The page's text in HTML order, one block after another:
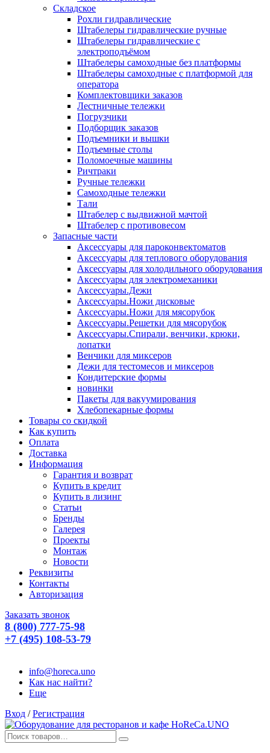
Складское
Рохли гидравлические
Штабелеры гидравлические ручные
Штабелеры гидравлические с
электроподъёмом
Штабелеры самоходные без платформы
Штабелеры самоходные с платформой для
оператора
Комплектовщики заказов
Лестничные тележки
Погрузчики
Подборщик заказов
Подъемники и вышки
Подъемные столы
Поломоечные машины
Ричтраки
Ручные тележки
Самоходные тележки
Тали
Штабелер с выдвижной мачтой
Штабелер с противовесом
Запасные части
Аксессуары для пароконвектоматов
Аксессуары для теплового оборудования
Аксессуары для холодильного оборудования
Аксессуары для электромеханики
Аксессуары.Дежи
Аксессуары.Ножи дисковые
Аксессуары.Ножи для мясорубок
Аксессуары.Решетки для мясорубок
Аксессуары.Спирали, венчики, крюки,
лопатки
Венчики для миксеров
Дежи для тестомесов и миксеров
Кондитерские формы
новинки
Пакеты для вакуумирования
Хлебопекарные формы
Товары со скидкой
Как купить
Оплата
Доставка
Информация
Гарантия и возврат
Купить в кредит
Купить в лизинг
Статьи
Бренды
Галерея
Проекты
Монтаж
Новости
Реквизиты
Контакты
Авторизация
Заказать звонок
8 (800) 777-75-98
+7 (495) 108-53-79
info@horeca.uno
Как нас найти?
Еще
Вход / Регистрация